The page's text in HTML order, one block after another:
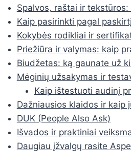
Spalvos, raštai ir
Kaip pasirinkti pagal
Kokybės rodikliai ir
Priežiūra ir valymas: kaip
Biudžetas: ką gaunate už
Mėginių užsakymas ir
Kaip ištestuoti audinį
Dažniausios klaidos ir kaip
DUK (People Also Ask)
Išvados ir praktiniai
Daugiau įžvalgų rasite